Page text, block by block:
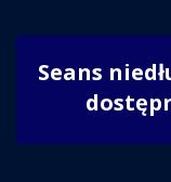
Seans niedługo się rozpocznie, bilety